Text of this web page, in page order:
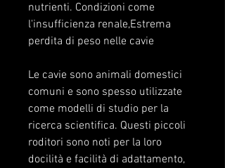
nutrienti. Condizioni come
l'insufficienza renale,Estrema
perdita di peso nelle cavie
Le cavie sono animali domestici
comuni e sono spesso utilizzate
come modelli di studio per la
ricerca scientifica. Questi piccoli
roditori sono noti per la loro
docilità e facilità di adattamento,